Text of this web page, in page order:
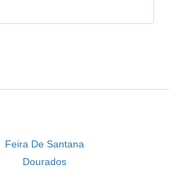
Feira De Santana
Dourados